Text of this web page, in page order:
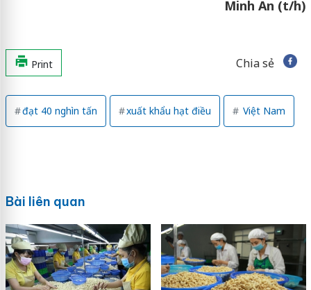
Minh An (t/h)
Print Chia sẻ
đạt 40 nghìn tấn xuất khẩu hạt điều Việt Nam
Bài liên quan